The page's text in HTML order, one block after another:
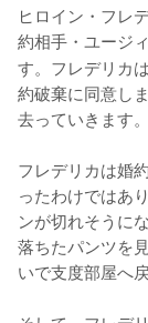
ヒロイン・フレ
約相手・ユージィ
す。フレデリカ
約破棄に同意し
去っていきます。
フレデリカは婚
ったわけではあ
ンが切れそうに
落ちたパンツを
いで支度部屋へ